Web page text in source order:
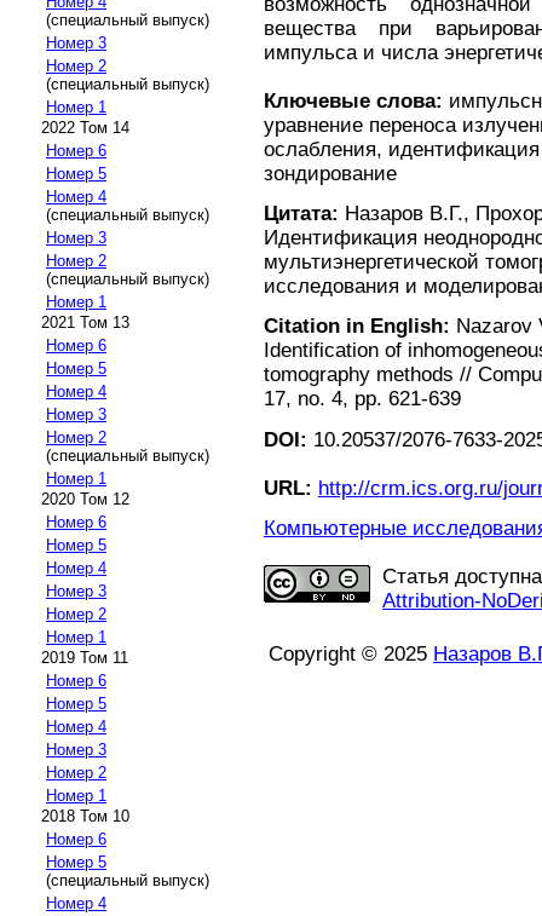
(специальный выпуск)
Номер 3
Номер 2
(специальный выпуск)
Номер 1
2022 Том 14
Номер 6
Номер 5
Номер 4
(специальный выпуск)
Номер 3
Номер 2
(специальный выпуск)
Номер 1
2021 Том 13
Номер 6
Номер 5
Номер 4
Номер 3
Номер 2
(специальный выпуск)
Номер 1
2020 Том 12
Номер 6
Номер 5
Номер 4
Номер 3
Номер 2
Номер 1
2019 Том 11
Номер 6
Номер 5
Номер 4
Номер 3
Номер 2
Номер 1
2018 Том 10
Номер 6
Номер 5
(специальный выпуск)
Номер 4
вещества при
импульса и числа
Ключевые слова:
уравнение переноса
ослабления,
зондирование
Цитата: Назаров В.Г.,
Идентификация
мультиэнергетической
исследования и
Citation in English: Nazarov
Identification of
tomography methods //
17, no. 4, pp. 621-639
DOI: 10.20537/2076-7633-
URL: http://crm.ics.org.ru/
Компьютерные
Статья
Attribution-
Copyright © 2025 Назаров